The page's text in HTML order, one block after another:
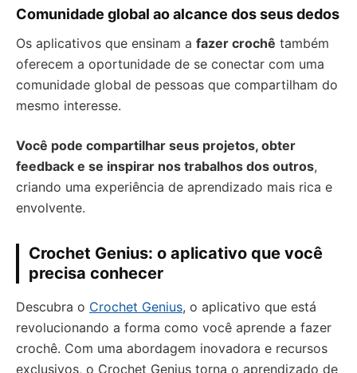
Comunidade global ao alcance dos seus dedos
Os aplicativos que ensinam a fazer crochê também
oferecem a oportunidade de se conectar com uma
comunidade global de pessoas que compartilham do
mesmo interesse.
Você pode compartilhar seus projetos, obter
feedback e se inspirar nos trabalhos dos outros,
criando uma experiência de aprendizado mais rica e
envolvente.
Crochet Genius: o aplicativo que você
precisa conhecer
Descubra o Crochet Genius, o aplicativo que está
revolucionando a forma como você aprende a fazer
crochê. Com uma abordagem inovadora e recursos
exclusivos, o Crochet Genius torna o aprendizado de